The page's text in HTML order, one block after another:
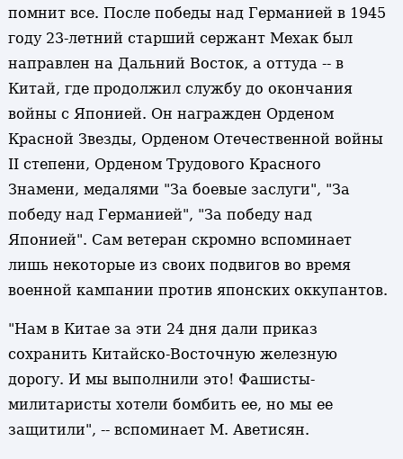
помнит все. После победы над Германией в 1945
году 23-летний старший сержант Мехак был
направлен на Дальний Восток, а оттуда -- в
Китай, где продолжил службу до окончания
войны с Японией. Он награжден Орденом
Красной Звезды, Орденом Отечественной войны
II степени, Орденом Трудового Красного
Знамени, медалями "За боевые заслуги", "За
победу над Германией", "За победу над
Японией". Сам ветеран скромно вспоминает
лишь некоторые из своих подвигов во время
военной кампании против японских оккупантов.
"Нам в Китае за эти 24 дня дали приказ
сохранить Китайско-Восточную железную
дорогу. И мы выполнили это! Фашисты-
милитаристы хотели бомбить ее, но мы ее
защитили", -- вспоминает М. Аветисян.